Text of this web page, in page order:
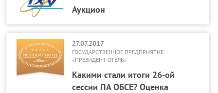
Аукцион
27.07.2017
ГОСУДАРСТВЕННОЕ ПРЕДПРИЯТИЕ
«ПРЕЗИДЕНТ-ОТЕЛЬ»
Какими стали итоги 26-ой
сессии ПА ОБСЕ? Оценка